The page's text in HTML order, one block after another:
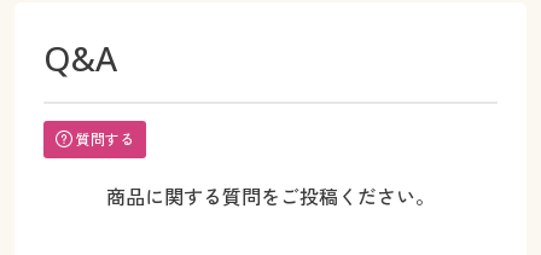
Q&A
質問する
商品に関する質問をご投稿ください。